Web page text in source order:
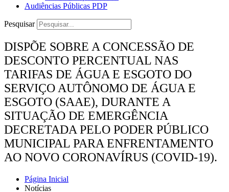
Audiências Públicas PDP
Pesquisar
DISPÕE SOBRE A CONCESSÃO DE
DESCONTO PERCENTUAL NAS
TARIFAS DE ÁGUA E ESGOTO DO
SERVIÇO AUTÔNOMO DE ÁGUA E
ESGOTO (SAAE), DURANTE A
SITUAÇÃO DE EMERGÊNCIA
DECRETADA PELO PODER PÚBLICO
MUNICIPAL PARA ENFRENTAMENTO
AO NOVO CORONAVÍRUS (COVID-19).
Página Inicial
Notícias